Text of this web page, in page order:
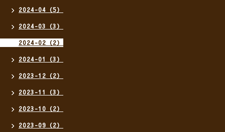
2024-04（5）
2024-03（3）
2024-02（2）
2024-01（3）
2023-12（2）
2023-11（3）
2023-10（2）
2023-09（2）